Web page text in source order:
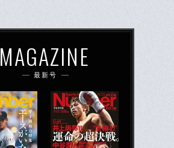
MAGAZINE
最新号